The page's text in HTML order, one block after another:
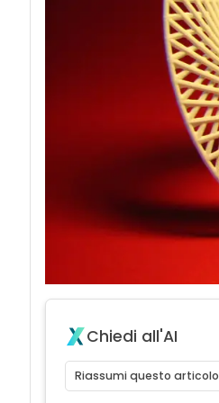
Chiedi all'AI
Riassumi questo articolo